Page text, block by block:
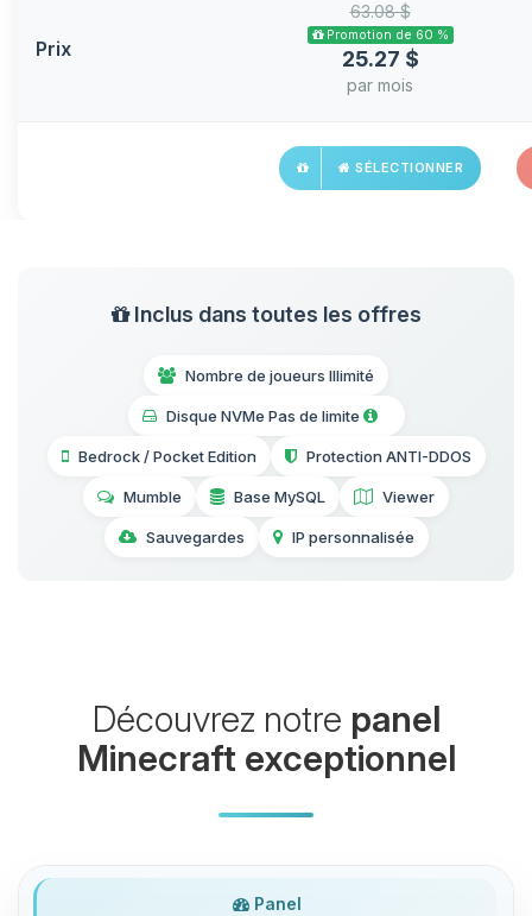
Prix
63.08 $
Promotion de 60 %
25.27 $
par mois
SÉLECTIONNER
Inclus dans toutes les offres
Nombre de joueurs Illimité
Disque NVMe Pas de limite
Bedrock / Pocket Edition Protection ANTI-DDOS
Mumble Base MySQL Viewer
Sauvegardes IP personnalisée
Découvrez notre panel
Minecraft exceptionnel
Panel